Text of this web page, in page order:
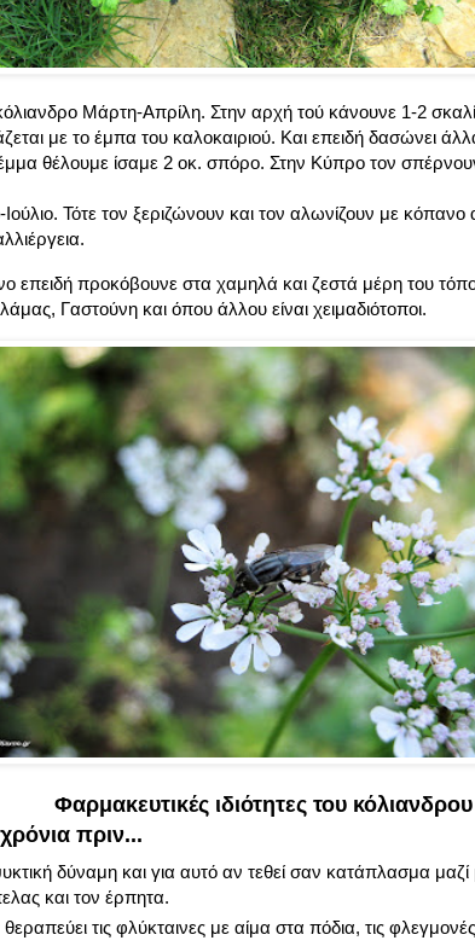
Μάρτη-Απρίλη. Στην αρχή τού κάνουνε 1-2
με το έμπα του καλοκαιριού. Και επειδή δασώνει
θέλουμε ίσαμε 2 οκ. σπόρο. Στην Κύπρο τον
Ιούλιο. Τότε τον ξεριζώνουν και τον αλωνίζουν με
επειδή προκόβουνε στα χαμηλά και ζεστά μέρη του
Γαστούνη και όπου άλλου είναι χειμαδιότοποι.
Φαρμακευτικές ιδιότητες του κόλιανδρου
πριν...
δύναμη και για αυτό αν τεθεί σαν κατάπλασμα
και τον έρπητα.
τις φλύκταινες με αίμα στα πόδια, τις